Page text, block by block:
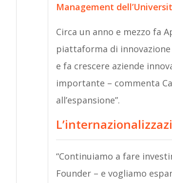
Management
Circa un anno e mezzo fa
piattaforma di innovazione
e fa crescere aziende
importante – commenta
all’espansione”.
“Continuiamo a fare
Founder – e vogliamo